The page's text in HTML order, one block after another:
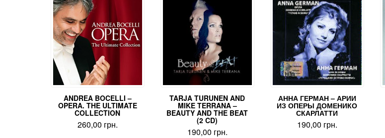
ANDREA BOCELLI –
OPERA. THE ULTIMATE
COLLECTION
260,00 грн.
TARJA TURUNEN AND
MIKE TERRANA –
BEAUTY AND THE BEAT
(2 CD)
190,00 грн.
АННА ГЕРМАН – АРИИ
ИЗ ОПЕРЫ ДОМЕНИКО
СКАРЛАТТИ
190,00 грн.